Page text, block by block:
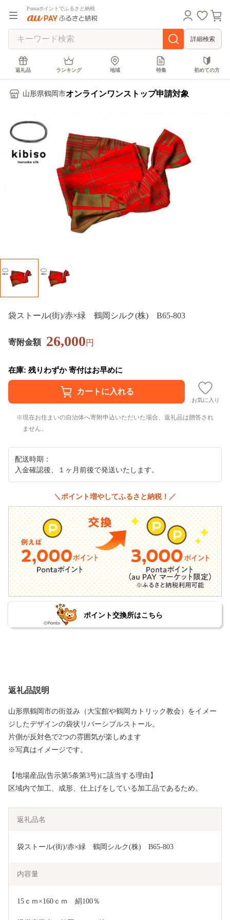
Pontaポイントでふるさと納税
詳細検索
返礼品 ランキング 地域 特集 初めての方
山形県鶴岡市オンラインワンストップ申請対象
袋ストール(街)/赤×緑 鶴岡シルク(株) B65-803
寄附金額 26,000円
在庫: 残りわずか 寄付はお早めに
お気に入り
現在お住まいの自治体へ寄附申込いただいた場合、返礼品は贈答され
ません。
配送時期：
入金確認後、１ヶ月前後で発送いたします。
＼ポイント増やしてふるさと納税！／
ポイント交換所はこちら
返礼品説明
山形県鶴岡市の街並み（大宝館や鶴岡カトリック教会）をイメー
ジしたデザインの袋状リバーシブルストール。
片側が反対色で2つの雰囲気が楽しめます
※写真はイメージです。
【地場産品(告示第5条第3号)に該当する理由】
区域内で加工、成形、仕上げをしている加工品であるため。
返礼品名
袋ストール(街)/赤×緑　鶴岡シルク(株)　B65-803
内容量
15ｃｍ×160ｃｍ　絹100％